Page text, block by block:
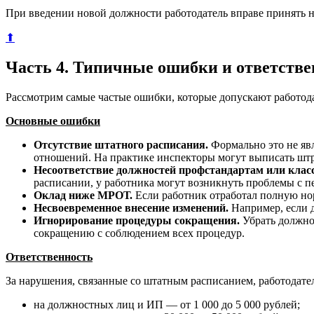
При введении новой должности работодатель вправе
⬆
Часть 4. Типичные ошибки и
Рассмотрим самые частые ошибки, которые допускают
Основные ошибки
Отсутствие штатного расписания. Формально это не
отношений. На практике инспекторы могут выписать
Несоответствие должностей профстандартам или
расписании, у работника могут возникнуть проблемы с
Оклад ниже МРОТ. Если работник отработал полную
Несвоевременное внесение изменений. Например, если
Игнорирование процедуры сокращения. Убрать
сокращению с соблюдением всех процедур.
Ответственность
За нарушения, связанные со штатным расписанием,
на должностных лиц и ИП — от 1 000 до 5 000 рублей;